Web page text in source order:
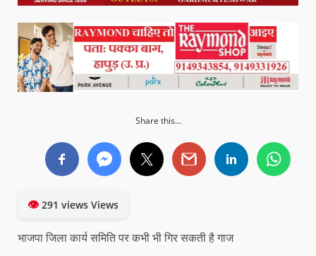
Share this...
👁291 views Views
भाजपा जिला कार्य समिति पर कभी भी गिर सकती है गाज